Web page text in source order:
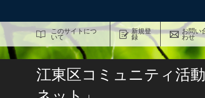
このサイトにつ
いて
新規登
録
お問い
わせ
サイト内検索
江東区コミュニティ活